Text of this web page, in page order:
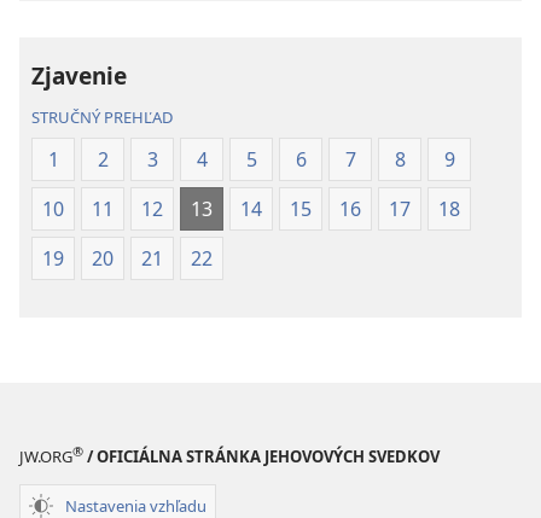
Zjavenie
STRUČNÝ PREHĽAD
1 2 3 4 5 6 7 8
9
10
11 12 13 14 15 16 17
18
19
20 21 22
JW.ORG® / OFICIÁLNA STRÁNKA JEHOVOVÝCH SVEDKOV
Nastavenia vzhľadu